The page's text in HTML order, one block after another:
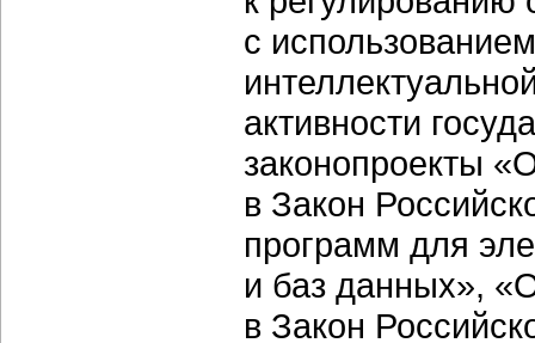
с
активности
законопроекты
в Закон
программ для
и баз данных»,
в Закон